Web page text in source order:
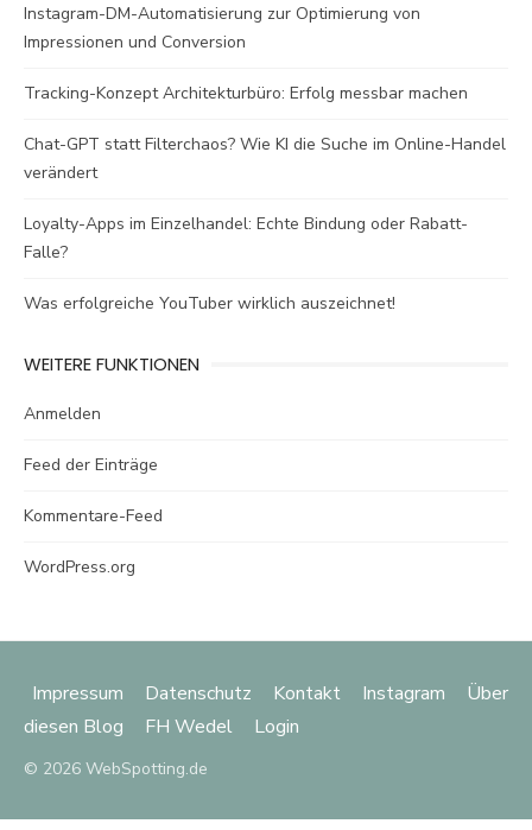
Instagram-DM-Automatisierung zur Optimierung von
Impressionen und Conversion
Tracking-Konzept Architekturbüro: Erfolg messbar machen
Chat-GPT statt Filterchaos? Wie KI die Suche im Online-Handel
verändert
Loyalty-Apps im Einzelhandel: Echte Bindung oder Rabatt-
Falle?
Was erfolgreiche YouTuber wirklich auszeichnet!
WEITERE FUNKTIONEN
Anmelden
Feed der Einträge
Kommentare-Feed
WordPress.org
Impressum Datenschutz Kontakt Instagram
Über
diesen Blog
FH Wedel Login
© 2026 WebSpotting.de